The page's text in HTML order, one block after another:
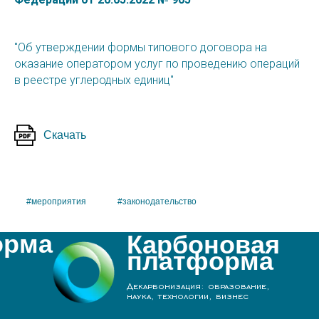
"Об утверждении формы типового договора на
оказание оператором услуг по проведению операций
в реестре углеродных единиц"
Скачать
#мероприятия #законодательство
Декарбонизация: образование,
наука, технологии, бизнес
Карбоновая
платформа